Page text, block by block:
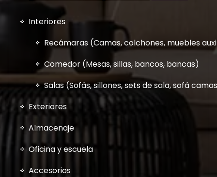
Interiores
Recámaras (Camas, colchones, muebles
Comedor (Mesas, sillas, bancos, bancas)
Salas (Sofás, sillones, sets de sala, sofá
Exteriores
Almacenaje
Oficina y escuela
Accesorios